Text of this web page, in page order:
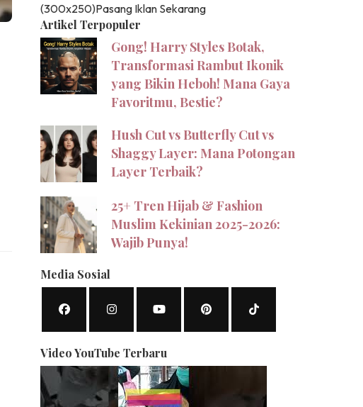
(300x250)Pasang Iklan Sekarang
Artikel Terpopuler
Gong! Harry Styles Botak,
Transformasi Rambut Ikonik
yang Bikin Heboh! Mana Gaya
Favoritmu, Bestie?
Hush Cut vs Butterfly Cut vs
Shaggy Layer: Mana Potongan
Layer Terbaik?
25+ Tren Hijab & Fashion
Muslim Kekinian 2025-2026:
Wajib Punya!
Media Sosial
Video YouTube Terbaru